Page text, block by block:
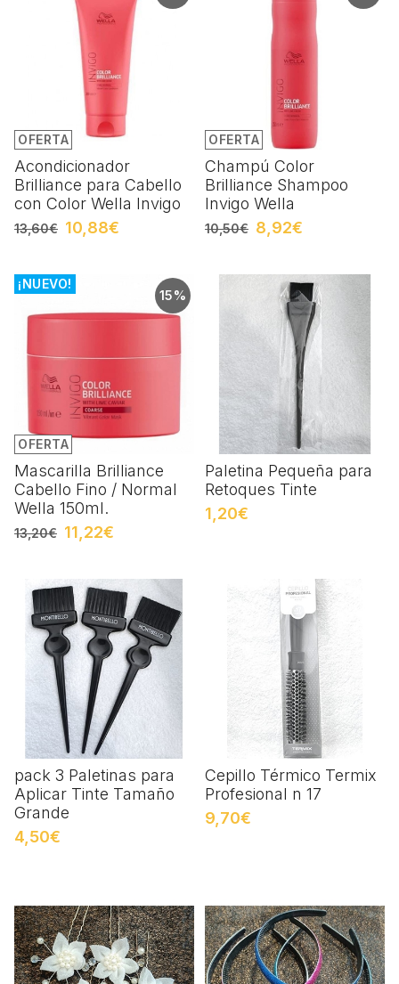
OFERTA
Acondicionador
Brilliance para Cabello
con Color Wella Invigo
13,60€ 10,88€
OFERTA
Champú Color
Brilliance Shampoo
Invigo Wella
10,50€ 8,92€
15%
OFERTA
¡NUEVO!
Mascarilla Brilliance
Cabello Fino / Normal
Wella 150ml.
13,20€ 11,22€
Paletina Pequeña para
Retoques Tinte
1,20€
pack 3 Paletinas para
Aplicar Tinte Tamaño
Grande
4,50€
Cepillo Térmico Termix
Profesional n 17
9,70€